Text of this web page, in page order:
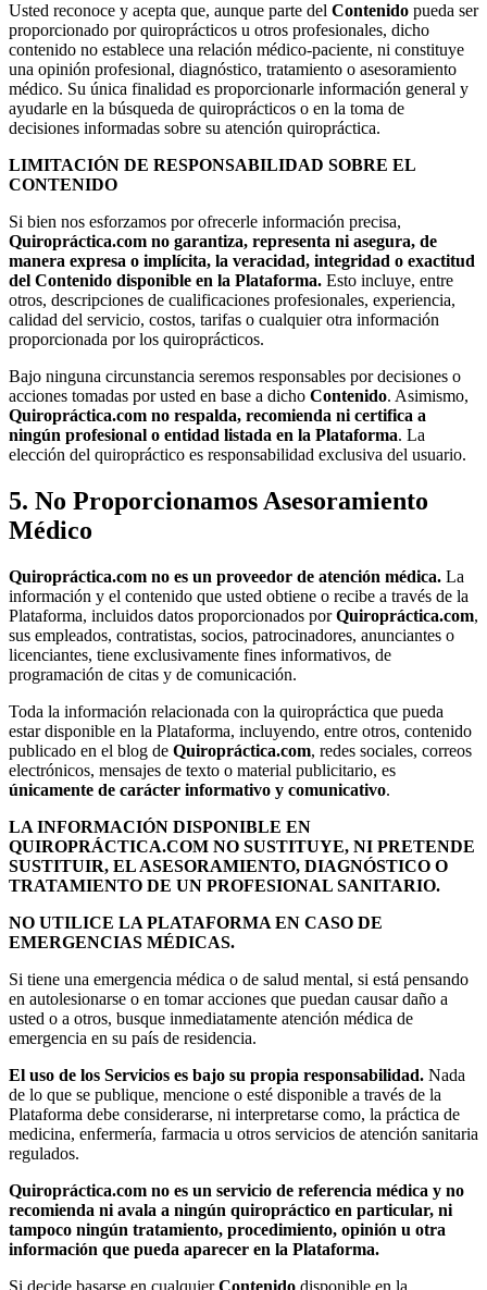
Usted reconoce y acepta que, aunque parte del Contenido pueda ser
proporcionado por quiroprácticos u otros profesionales, dicho
contenido no establece una relación médico-paciente, ni constituye
una opinión profesional, diagnóstico, tratamiento o asesoramiento
médico. Su única finalidad es proporcionarle información general y
ayudarle en la búsqueda de quiroprácticos o en la toma de
decisiones informadas sobre su atención quiropráctica.
LIMITACIÓN DE RESPONSABILIDAD SOBRE EL
CONTENIDO
Si bien nos esforzamos por ofrecerle información precisa,
Quiropráctica.com no garantiza, representa ni asegura, de
manera expresa o implícita, la veracidad, integridad o exactitud
del Contenido disponible en la Plataforma. Esto incluye, entre
otros, descripciones de cualificaciones profesionales, experiencia,
calidad del servicio, costos, tarifas o cualquier otra información
proporcionada por los quiroprácticos.
Bajo ninguna circunstancia seremos responsables por decisiones o
acciones tomadas por usted en base a dicho Contenido. Asimismo,
Quiropráctica.com no respalda, recomienda ni certifica a
ningún profesional o entidad listada en la Plataforma. La
elección del quiropráctico es responsabilidad exclusiva del usuario.
5. No Proporcionamos Asesoramiento
Médico
Quiropráctica.com no es un proveedor de atención médica. La
información y el contenido que usted obtiene o recibe a través de la
Plataforma, incluidos datos proporcionados por Quiropráctica.com,
sus empleados, contratistas, socios, patrocinadores, anunciantes o
licenciantes, tiene exclusivamente fines informativos, de
programación de citas y de comunicación.
Toda la información relacionada con la quiropráctica que pueda
estar disponible en la Plataforma, incluyendo, entre otros, contenido
publicado en el blog de Quiropráctica.com, redes sociales, correos
electrónicos, mensajes de texto o material publicitario, es
únicamente de carácter informativo y comunicativo.
LA INFORMACIÓN DISPONIBLE EN
QUIROPRÁCTICA.COM NO SUSTITUYE, NI PRETENDE
SUSTITUIR, EL ASESORAMIENTO, DIAGNÓSTICO O
TRATAMIENTO DE UN PROFESIONAL SANITARIO.
NO UTILICE LA PLATAFORMA EN CASO DE
EMERGENCIAS MÉDICAS.
Si tiene una emergencia médica o de salud mental, si está pensando
en autolesionarse o en tomar acciones que puedan causar daño a
usted o a otros, busque inmediatamente atención médica de
emergencia en su país de residencia.
El uso de los Servicios es bajo su propia responsabilidad. Nada
de lo que se publique, mencione o esté disponible a través de la
Plataforma debe considerarse, ni interpretarse como, la práctica de
medicina, enfermería, farmacia u otros servicios de atención sanitaria
regulados.
Quiropráctica.com no es un servicio de referencia médica y no
recomienda ni avala a ningún quiropráctico en particular, ni
tampoco ningún tratamiento, procedimiento, opinión u otra
información que pueda aparecer en la Plataforma.
Si decide basarse en cualquierContenido disponible en la